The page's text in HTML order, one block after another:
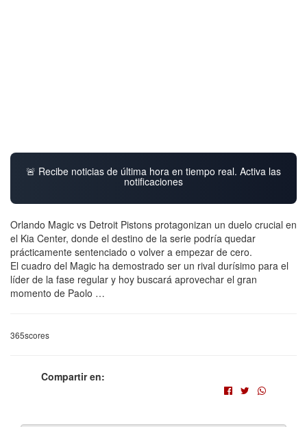
🚨 Recibe noticias de última hora en tiempo real. Activa las
notificaciones
Orlando Magic vs Detroit Pistons protagonizan un duelo crucial en
el Kia Center, donde el destino de la serie podría quedar
prácticamente sentenciado o volver a empezar de cero.
El cuadro del Magic ha demostrado ser un rival durísimo para el
líder de la fase regular y hoy buscará aprovechar el gran
momento de Paolo …
365scores
Compartir en: